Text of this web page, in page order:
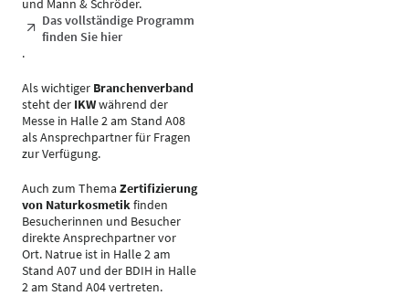
und Mann & Schröder.
Das vollständige Programm
finden Sie hier
.
Als wichtiger Branchenverband
steht der IKWwährend der
Messe in Halle 2 am Stand A08
als Ansprechpartner für Fragen
zur Verfügung.
Auch zum Thema Zertifizierung
von Naturkosmetikfinden
Besucherinnen und Besucher
direkte Ansprechpartner vor
Ort. Natrue ist in Halle 2 am
Stand A07 und der BDIH in Halle
2 am Stand A04 vertreten.